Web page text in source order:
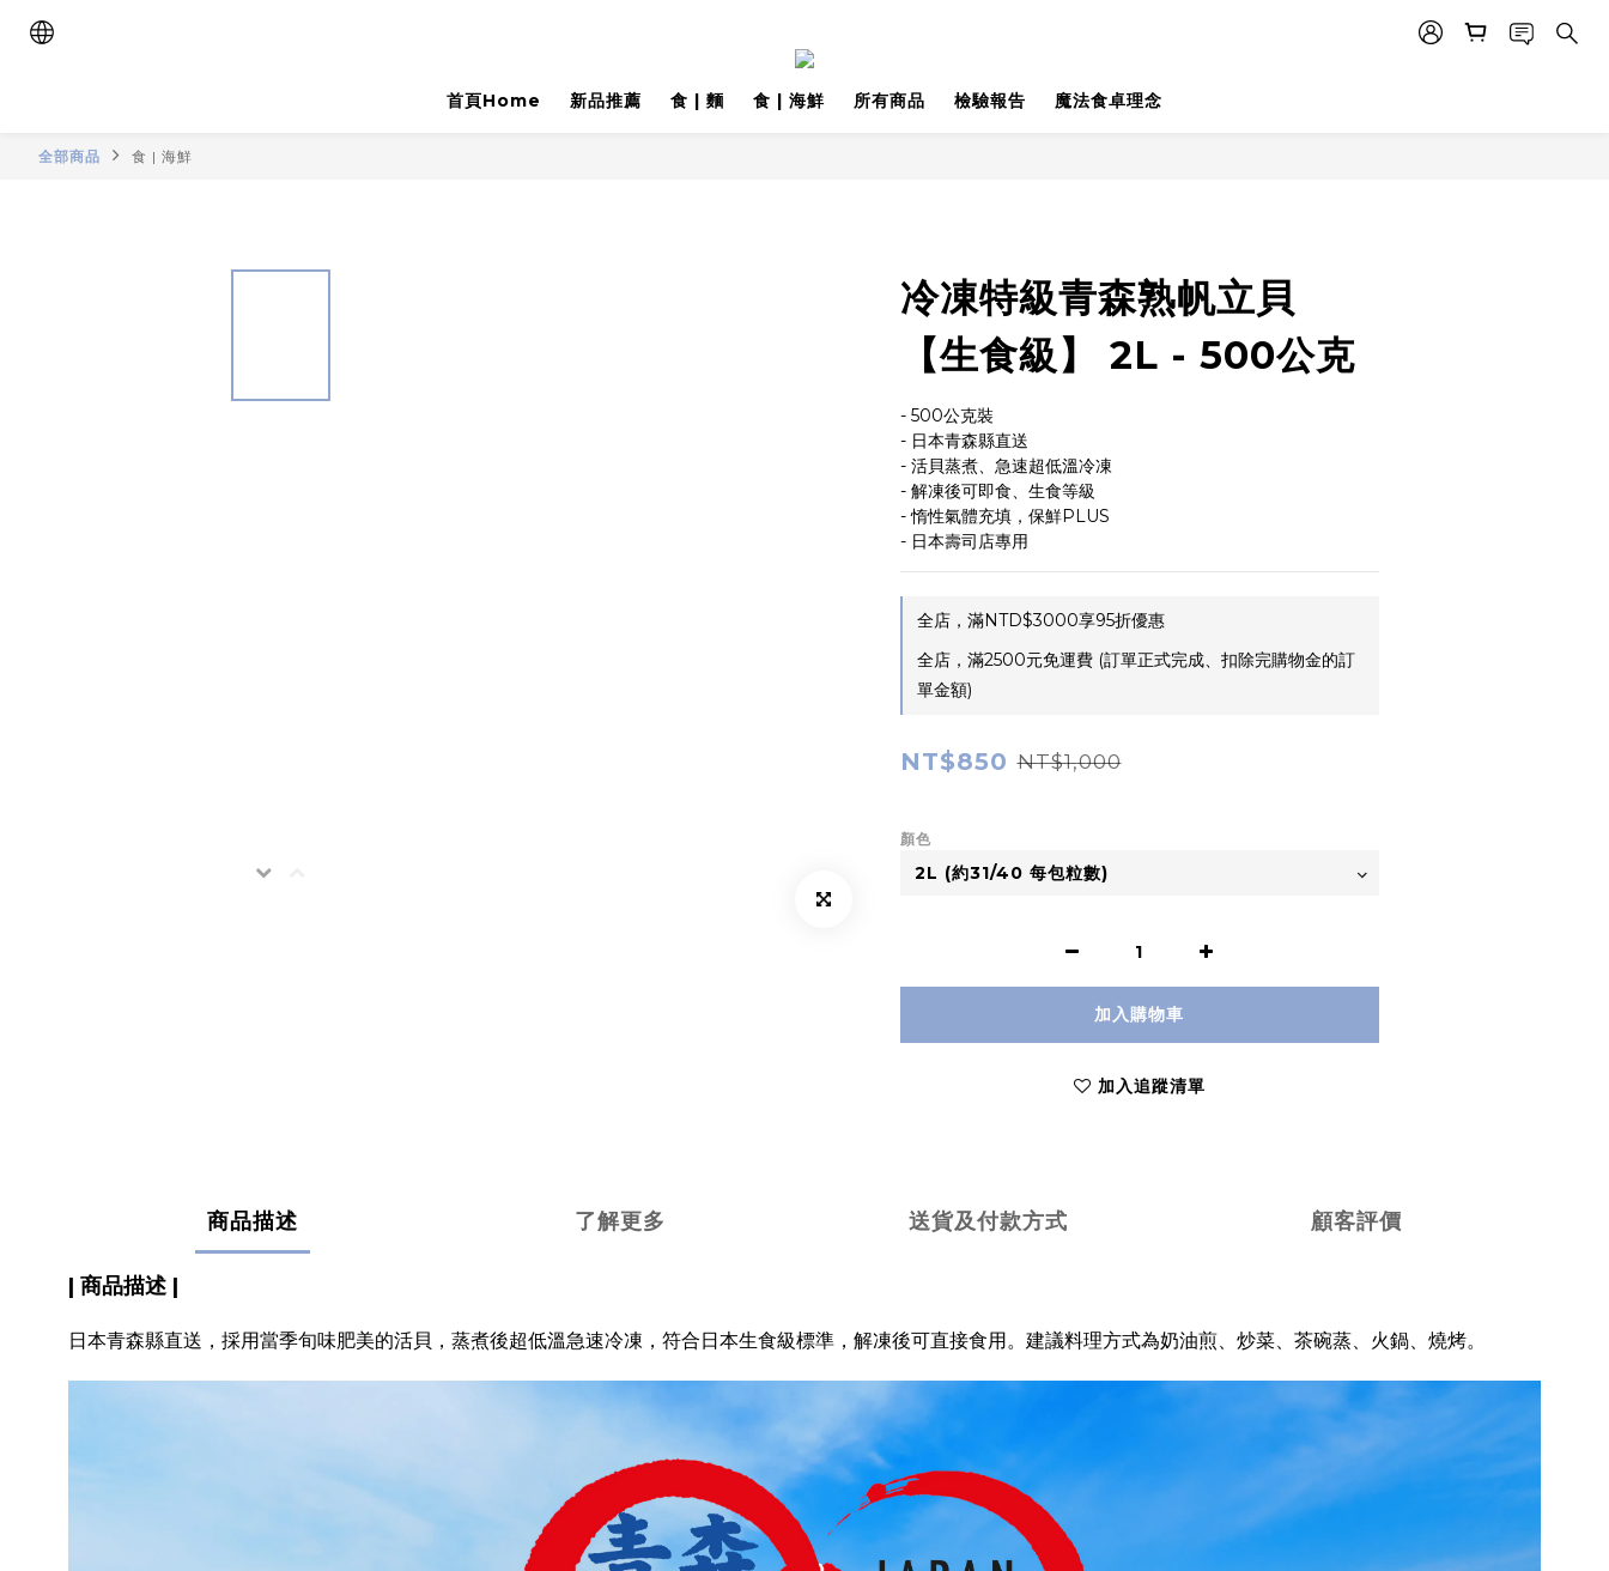
首頁Home 新品推薦 食 | 麵 食 | 海鮮 所有商品 檢驗報告 魔法食卓理念
全部商品 食 | 海鮮
冷凍特級青森熟帆立貝
【生食級】 2L - 500公克
- 500公克裝
- 日本青森縣直送
- 活貝蒸煮、急速超低溫冷凍
- 解凍後可即食、生食等級
- 惰性氣體充填，保鮮PLUS
- 日本壽司店專用
全店，滿NTD$3000享95折優惠
全店，滿2500元免運費 (訂單正式完成、扣除完購物金的訂
單金額)
NT$850 NT$1,000
顏色
加入購物車
加入追蹤清單
商品描述 了解更多 送貨及付款方式 顧客評價
| 商品描述 |
日本青森縣直送，採用當季旬味肥美的活貝，蒸煮後超低溫急速冷凍，符合日本生食級標準，解凍後可直接食用。建議料理方式為奶油煎、炒菜、茶碗蒸、火鍋、燒烤。